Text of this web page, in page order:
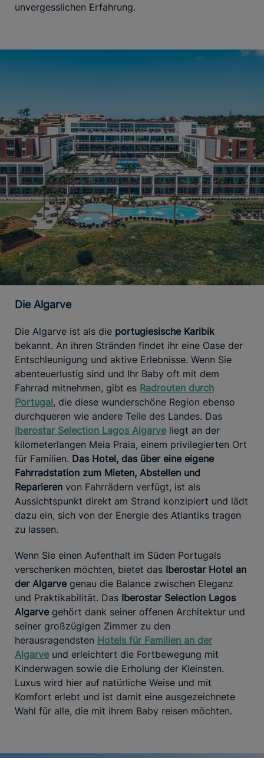
unvergesslichen Erfahrung.
Die Algarve
Die Algarve ist als die portugiesische Karibik
bekannt. An ihren Stränden findet ihr eine Oase der
Entschleunigung und aktive Erlebnisse. Wenn Sie
abenteuerlustig sind und Ihr Baby oft mit dem
Fahrrad mitnehmen, gibt es Radrouten durch
Portugal, die diese wunderschöne Region ebenso
durchqueren wie andere Teile des Landes. Das
Iberostar Selection Lagos Algarve liegt an der
kilometerlangen Meia Praia, einem privilegierten Ort
für Familien. Das Hotel, das über eine eigene
Fahrradstation zum Mieten, Abstellen und
Reparieren von Fahrrädern verfügt, ist als
Aussichtspunkt direkt am Strand konzipiert und lädt
dazu ein, sich von der Energie des Atlantiks tragen
zu lassen.
Wenn Sie einen Aufenthalt im Süden Portugals
verschenken möchten, bietet das Iberostar Hotel an
der Algarve genau die Balance zwischen Eleganz
und Praktikabilität. Das Iberostar Selection Lagos
Algarve gehört dank seiner offenen Architektur und
seiner großzügigen Zimmer zu den
herausragendsten Hotels für Familien an der
Algarve und erleichtert die Fortbewegung mit
Kinderwagen sowie die Erholung der Kleinsten.
Luxus wird hier auf natürliche Weise und mit
Komfort erlebt und ist damit eine ausgezeichnete
Wahl für alle, die mit ihrem Baby reisen möchten.